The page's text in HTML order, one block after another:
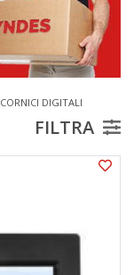
CORNICI DIGITALI
FILTRA